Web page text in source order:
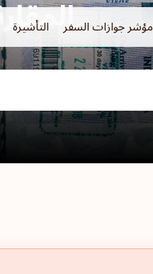
مؤشر جوازات السفر التأشيرة